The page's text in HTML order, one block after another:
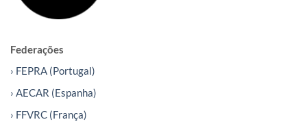
Federações
› FEPRA (Portugal)
› AECAR (Espanha)
› FFVRC (França)